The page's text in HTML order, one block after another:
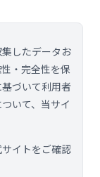
したデータお
・完全性を保
づいて利用者
いて、当サイ
イトをご確認